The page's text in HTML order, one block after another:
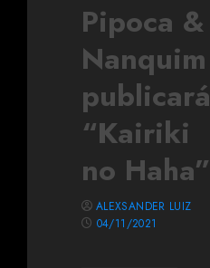
Pipoca &
Nanquim
publicará
“Kairiki
no Haha”
ALEXSANDER LUIZ
04/11/2021